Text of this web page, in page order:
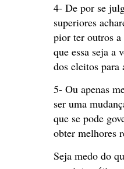
4- De por se
superiores
pior ter outros a
que essa seja a
dos eleitos para
5- Ou apenas
ser uma
que se pode
obter melhores
Seja medo do